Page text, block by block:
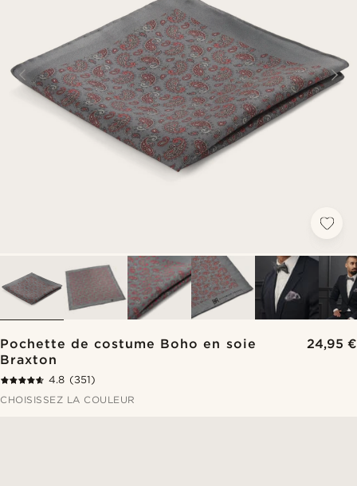
Pochette de costume Boho en soie
Braxton
24,95 €
4.8 (351)
CHOISISSEZ LA COULEUR